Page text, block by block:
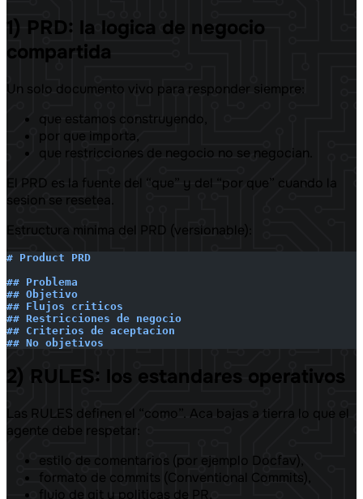
1) PRD: la logica de negocio
compartida
Un solo documento vivo para responder siempre:
que estamos construyendo,
por que importa,
que restricciones de negocio no se negocian.
El PRD es la fuente del “que” y del “por que” cuando la
sesion se resetea.
Estructura minima del PRD (versionable):
# Product PRD
## Problema
## Objetivo
## Flujos criticos
## Restricciones de negocio
## Criterios de aceptacion
## No objetivos
2) RULES: los estandares operativos
Las RULES definen el “como”. Aca bajas a tierra lo que el
agente debe respetar:
estilo de comentarios (por ejemplo Docfav),
formato de commits (Conventional Commits),
flujo de git y politicas de PR,